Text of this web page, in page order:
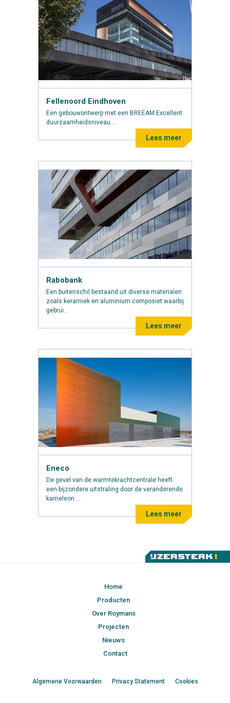
Fellenoord Eindhoven
Een gebouwontwerp met een BREEAM Excellent
duurzaamheidsniveau....
Lees meer
Rabobank
Een buitenschil bestaand uit diverse materialen
zoals keramiek en aluminium composiet waarbij
gebrui...
Lees meer
Eneco
De gevel van de warmtekrachtcentrale heeft
een bijzondere uitstraling door de veranderende
kameleon ...
Lees meer
Home
Producten
Over Roymans
Projecten
Nieuws
Contact
Algemene Voorwaarden Privacy Statement Cookies